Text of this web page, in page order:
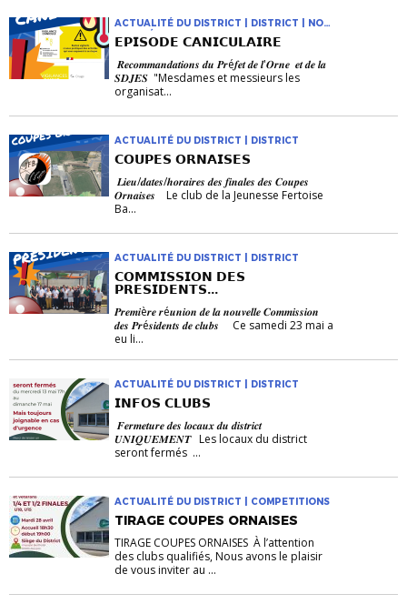
ACTUALITÉ DU DISTRICT | DISTRICT | NON
CLASSÉ
𝗘𝗣𝗜𝗦𝗢𝗗𝗘 𝗖𝗔𝗡𝗜𝗖𝗨𝗟𝗔𝗜𝗥𝗘
𝑹𝒆𝒄𝒐𝒎𝒎𝒂𝒏𝒅𝒂𝒕𝒊𝒐𝒏𝒔 𝒅𝒖 𝑷𝒓é𝒇𝒆𝒕 𝒅𝒆 𝒍'𝑶𝒓𝒏𝒆 𝒆𝒕 𝒅𝒆 𝒍𝒂
𝑺𝑫𝑱𝑬𝑺 "Mesdames et messieurs les
organisat...
ACTUALITÉ DU DISTRICT | DISTRICT
𝗖𝗢𝗨𝗣𝗘𝗦 𝗢𝗥𝗡𝗔𝗜𝗦𝗘𝗦
𝑳𝒊𝒆𝒖/𝒅𝒂𝒕𝒆𝒔/𝒉𝒐𝒓𝒂𝒊𝒓𝒆𝒔 𝒅𝒆𝒔 𝒇𝒊𝒏𝒂𝒍𝒆𝒔 𝒅𝒆𝒔 𝑪𝒐𝒖𝒑𝒆𝒔
𝑶𝒓𝒏𝒂𝒊𝒔𝒆𝒔 Le club de la Jeunesse Fertoise
Ba...
ACTUALITÉ DU DISTRICT | DISTRICT
𝗖𝗢𝗠𝗠𝗜𝗦𝗦𝗜𝗢𝗡 𝗗𝗘𝗦
𝗣𝗥𝗘𝗦𝗜𝗗𝗘𝗡𝗧𝗦...
𝑷𝒓𝒆𝒎𝒊è𝒓𝒆 𝒓é𝒖𝒏𝒊𝒐𝒏 𝒅𝒆 𝒍𝒂 𝒏𝒐𝒖𝒗𝒆𝒍𝒍𝒆 𝑪𝒐𝒎𝒎𝒊𝒔𝒔𝒊𝒐𝒏
𝒅𝒆𝒔 𝑷𝒓é𝒔𝒊𝒅𝒆𝒏𝒕𝒔 𝒅𝒆 𝒄𝒍𝒖𝒃𝒔 Ce samedi 23 mai a
eu li...
ACTUALITÉ DU DISTRICT | DISTRICT
𝗜𝗡𝗙𝗢𝗦 𝗖𝗟𝗨𝗕𝗦
𝑭𝒆𝒓𝒎𝒆𝒕𝒖𝒓𝒆 𝒅𝒆𝒔 𝒍𝒐𝒄𝒂𝒖𝒙 𝒅𝒖 𝒅𝒊𝒔𝒕𝒓𝒊𝒄𝒕
𝑼𝑵𝑰𝑸𝑼𝑬𝑴𝑬𝑵𝑻 Les locaux du district
seront fermés ...
ACTUALITÉ DU DISTRICT | COMPETITIONS
TIRAGE COUPES ORNAISES
TIRAGE COUPES ORNAISES À l’attention
des clubs qualifiés, Nous avons le plaisir
de vous inviter au ...